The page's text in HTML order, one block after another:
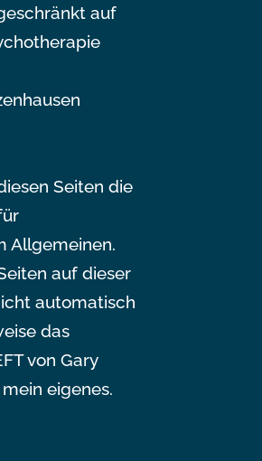
auf
Seiten die
Allgemeinen.
auf dieser
automatisch
das
von Gary
eigenes.